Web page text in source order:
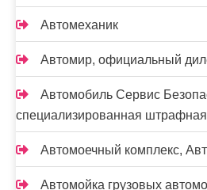
Автомеханик
Автомир, официальный
Автомобиль Сервис
специализированная штрафная
Автомоечный комплекс,
Автомойка грузовых